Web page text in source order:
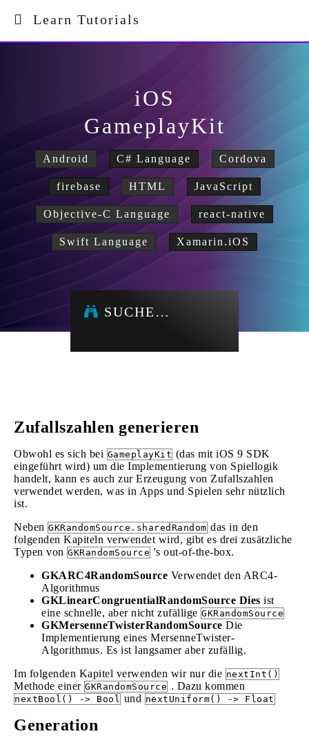
Learn Tutorials
iOS
GameplayKit
Android C# Language Cordova
firebase HTML JavaScript
Objective-C Language react-native
Swift Language Xamarin.iOS
SUCHE…
Zufallszahlen generieren
Obwohl es sich bei GameplayKit (das mit iOS 9 SDK
eingeführt wird) um die Implementierung von Spiellogik
handelt, kann es auch zur Erzeugung von Zufallszahlen
verwendet werden, was in Apps und Spielen sehr nützlich
ist.
Neben GKRandomSource.sharedRandom das in den
folgenden Kapiteln verwendet wird, gibt es drei zusätzliche
Typen von GKRandomSource 's out-of-the-box.
GKARC4RandomSource Verwendet den ARC4-
Algorithmus
GKLinearCongruentialRandomSource Dies ist
eine schnelle, aber nicht zufällige GKRandomSource
GKMersenneTwisterRandomSource Die
Implementierung eines MersenneTwister-
Algorithmus. Es ist langsamer aber zufällig.
Im folgenden Kapitel verwenden wir nur die nextInt()
Methode einer GKRandomSource . Dazu kommen
nextBool() -> Bool und nextUniform() -> Float
Generation